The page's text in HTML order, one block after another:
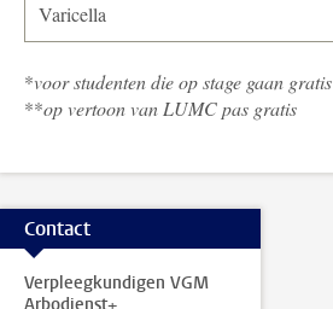
Varicella
*voor studenten die op stage gaan gratis
**op vertoon van LUMC pas gratis
Contact
Verpleegkundigen VGM